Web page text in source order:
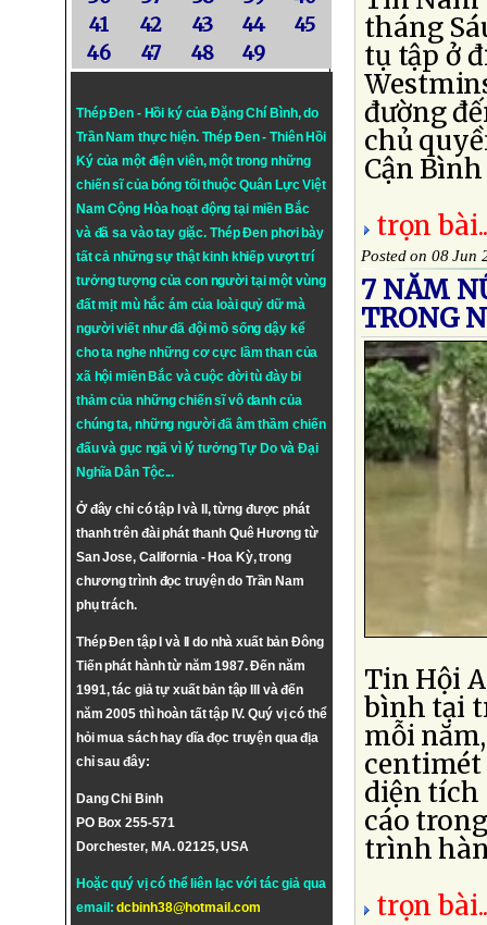
41
42 43 44
45
46
47 48 49
Thép Đen - Hồi ký của Đặng Chí Bình, do
Trần Nam thực hiện. Thép Đen- Thiên Hồi
Ký của một điện viên, một trong những
chiến sĩ của bóng tối thuộc Quân Lực Việt
Nam Cộng Hòa hoạt động tại miền Bắc
và đã sa vào tay giặc. Thép Đen phơi bày
tất cả những sự thật kinh khiếp vượt trí
tưởng tượng của con người tại một vùng
đất mịt mù hắc ám của loài quỷ dữ mà
người viết như đã đội mồ sống dậy kể
cho ta nghe những cơ cực lầm than của
xã hội miền Bắc và cuộc đời tù đày bi
thảm của những chiến sĩ vô danh của
chúng ta, những người đã âm thầm chiến
đấu và gục ngã vì lý tưởngTự DovàĐại
Nghĩa Dân Tộc...
Ở đây chỉ có tập I và II, từng được phát
thanh trên đài phát thanh Quê Hương từ
San Jose, California - Hoa Kỳ, trong
chương trình đọc truyện do Trần Nam
phụ trách.
Thép Đen tập I và II do nhà xuất bản Đông
Tiến phát hành từ năm 1987. Đến năm
1991, tác giả tự xuất bản tập III và đến
năm 2005 thì hoàn tất tập IV. Quý vị có thể
hỏi mua sách hay dĩa đọc truyện qua địa
chỉ sau đây:
Dang Chi Binh
PO Box 255-571
Dorchester, MA. 02125, USA
Hoặc quý vị có thể liên lạc với tác giả qua
email:dcbinh38@hotmail.com
tháng
tụ tập ở
đường
chủ
Cận
trọn
Posted on 08 Jun
7 NĂM
TRONG
Tin Hội
bình tại
mỗi
centimét
diện tích
cáo
trình
trọn